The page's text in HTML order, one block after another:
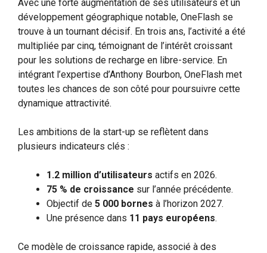
Avec une forte augmentation de ses utilisateurs et un
développement géographique notable, OneFlash se
trouve à un tournant décisif. En trois ans, l’activité a été
multipliée par cinq, témoignant de l’intérêt croissant
pour les solutions de recharge en libre-service. En
intégrant l’expertise d’Anthony Bourbon, OneFlash met
toutes les chances de son côté pour poursuivre cette
dynamique attractivité.
Les ambitions de la start-up se reflètent dans
plusieurs indicateurs clés :
1.2 million d’utilisateurs actifs en 2026.
75 % de croissance sur l’année précédente.
Objectif de 5 000 bornes à l’horizon 2027.
Une présence dans 11 pays européens.
Ce modèle de croissance rapide, associé à des